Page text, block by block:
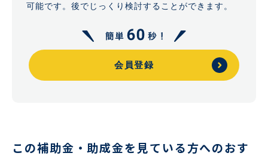
可能です。後でじっくり検討することができます。
会員登録
この補助金・助成金を見ている方へのおす